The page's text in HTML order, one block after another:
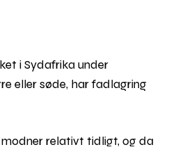
i Sydafrika under
eller søde, har fadlagring
relativt tidligt, og da